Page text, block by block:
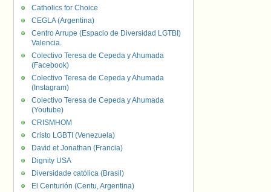
Catholics for Choice
CEGLA (Argentina)
Centro Arrupe (Espacio de Diversidad LGTBI)
Valencia.
Colectivo Teresa de Cepeda y Ahumada
(Facebook)
Colectivo Teresa de Cepeda y Ahumada
(Instagram)
Colectivo Teresa de Cepeda y Ahumada
(Youtube)
CRISMHOM
Cristo LGBTI (Venezuela)
David et Jonathan (Francia)
Dignity USA
Diversidade católica (Brasil)
El Centurión (Centu, Argentina)